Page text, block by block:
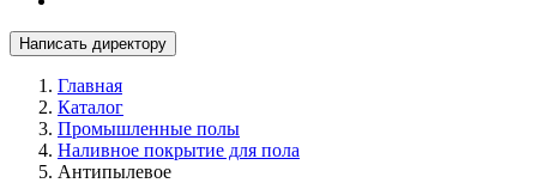
Написать директору
Главная
Каталог
Промышленные полы
Наливное покрытие для пола
Антипылевое